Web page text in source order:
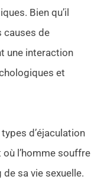
Bien qu’il
causes de
une interaction
et
d’éjaculation
où l’homme souffre
sa vie sexuelle.